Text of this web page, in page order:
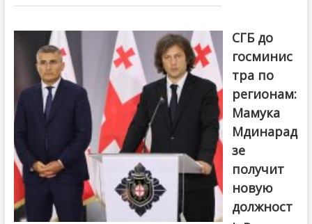
СГБ до
госминис
тра по
регионам:
Мамука
Мдинарад
зе
получит
новую
должност